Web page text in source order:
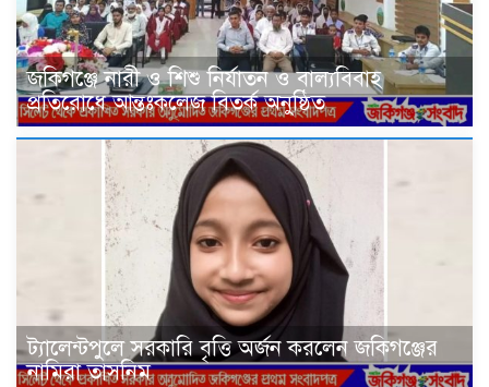
জকিগঞ্জে নারী ও শিশু নির্যাতন ও বাল্যবিবাহ
প্রতিরোধে আন্তঃকলেজ বিতর্ক অনুষ্ঠিত
ট্যালেন্টপুলে সরকারি বৃত্তি অর্জন করলেন জকিগঞ্জের
নামিরা তাসনিম